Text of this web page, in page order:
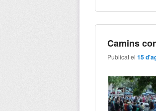
Camins
Publicat el15